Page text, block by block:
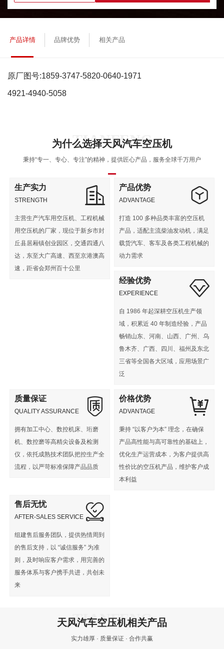
产品详情 品牌优势 相关产品
原厂图号:1859-3747-5820-0640-1971
4921-4940-5058
为什么选择天风汽车空压机
秉持“专一、专心、专注”的精神，提供匠心产品，服务全球千万用户
生产实力
STRENGTH
主营生产汽车用空压机、工程机械
用空压机的厂家，现位于新乡市封
丘县居厢镇创业园区，交通四通八
达，东至大广高速、西至京港澳高
速，距省会郑州百十公里​
产品优势
ADVANTAGE
打造 100 多种品类丰富的空压机
产品，适配主流柴油发动机，满足
载货汽车、客车及各类工程机械的
动力需求
经验优势
EXPERIENCE
自 1986 年起深耕空压机生产领
域，积累近 40 年制造经验，产品
畅销山东、河南、山西、广州、乌
鲁木齐、广西、四川、福州及东北
三省等全国各大区域，应用场景广
泛
质量保证
QUALITY ASSURANCE
拥有加工中心、数控机床、珩磨
机、数控磨等高精尖设备及检测
仪，依托成熟技术团队把控生产全
流程，以严苛标准保障产品品质
价格优势
ADVANTAGE
秉持 “以客户为本” 理念，在确保
产品高性能与高可靠性的基础上，
优化生产运营成本，为客户提供高
性价比的空压机产品，维护客户成
本利益​
售后无忧
AFTER-SALES SERVICE
组建售后服务团队，提供热情周到
的售后支持，以 “诚信服务” 为准
则，及时响应客户需求，用完善的
服务体系与客户携手共进，共创未
来​
天风汽车空压机相关产品
实力雄厚 · 质量保证 · 合作共赢